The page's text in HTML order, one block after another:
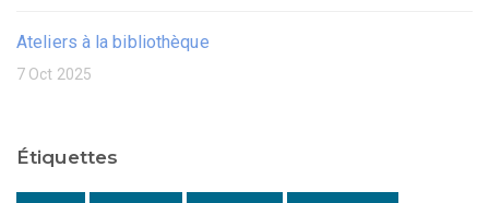
Ateliers à la bibliothèque
7 Oct 2025
Étiquettes